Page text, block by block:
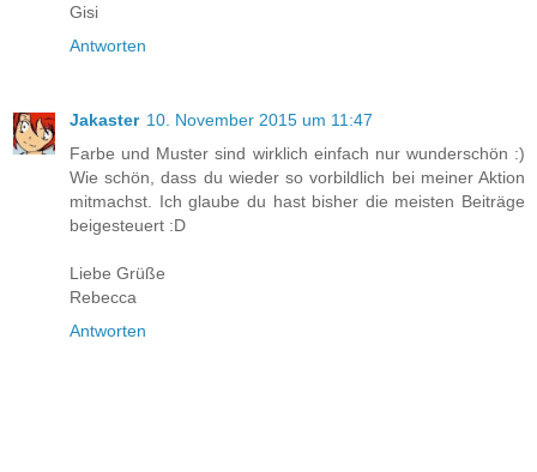
Gisi
Antworten
Jakaster 10. November 2015 um 11:47
Farbe und Muster sind wirklich einfach nur wunderschön :)
Wie schön, dass du wieder so vorbildlich bei meiner Aktion
mitmachst. Ich glaube du hast bisher die meisten Beiträge
beigesteuert :D
Liebe Grüße
Rebecca
Antworten